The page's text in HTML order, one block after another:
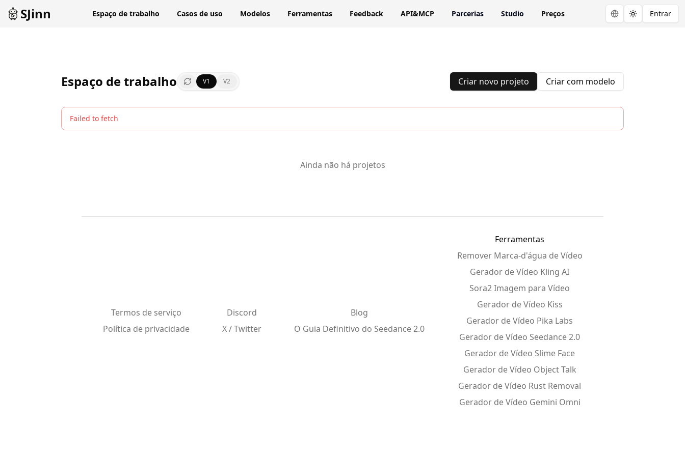
SJinn Espaço de trabalho Casos de uso Modelos Ferramentas Feedback API&MCP Parcerias Studio Preços Toggle theme
Entrar
Espaço de trabalho V1 V2 Criar novo projeto Criar com modelo
Failed to fetch
Ainda não há projetos
Termos de serviço
Política de privacidade
Discord
X / Twitter
Blog
O Guia Definitivo do Seedance 2.0
Ferramentas
Remover Marca-d'água de Vídeo
Gerador de Vídeo Kling AI
Sora2 Imagem para Vídeo
Gerador de Vídeo Kiss
Gerador de Vídeo Pika Labs
Gerador de Vídeo Seedance 2.0
Gerador de Vídeo Slime Face
Gerador de Vídeo Object Talk
Gerador de Vídeo Rust Removal
Gerador de Vídeo Gemini Omni